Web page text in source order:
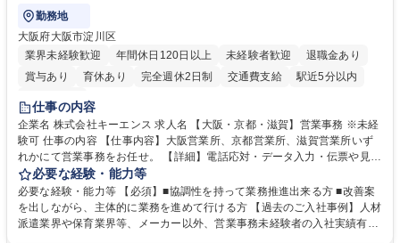
勤務地
大阪府大阪市淀川区
業界未経験歓迎
年間休日120日以上 未経験者歓迎
退職金あり
賞与あり
育休あり 完全週休2日制 交通費支給
駅近5分以内
土日祝休み
仕事の内容
企業名 株式会社キーエンス 求人名 【大阪・京都・滋賀】営業事務 ※未経
験可 仕事の内容 【仕事内容】大阪営業所、京都営業所、滋賀営業所いず
れかにて営業事務をお任せ。 【詳細】電話応対・データ入力・伝票や見積
の作成・カタログ送付・来客対応・営業所内で発生する事務業務や業務改
善をお任せ。 【教育制度】ご入社後、育成担当とペアになりながらOJTに
て業務を覚えていただくことが可能です。業務システムがきちんと構築さ
れているため、スムーズに仕事に慣れることができる環境です。また、
必要な経験・能力等
必要な経験・能力等 【必須】■協調性を持って業務推進出来る方 ■改善案
を出しながら、主体的に業務を進めて行ける方 【過去のご入社事例】人材
派遣業界や保育業界等、メーカー以外、営業事務未経験者の入社実績有